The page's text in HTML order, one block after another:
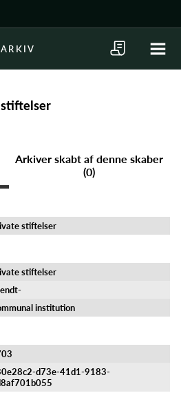
Arkiver skabt af denne skaber
(0)
stiftelser
stiftelser
institution
d73e-41d1-9183-